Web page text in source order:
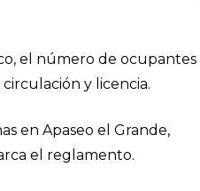
el número de ocupantes
y licencia.
en Apaseo el Grande,
el reglamento.